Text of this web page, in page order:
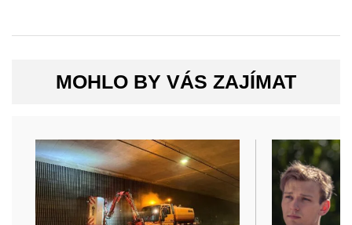
MOHLO BY VÁS ZAJÍMAT